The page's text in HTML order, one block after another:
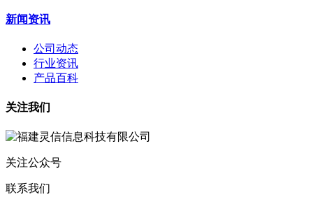
新闻资讯
公司动态
行业资讯
产品百科
关注我们
关注公众号
联系我们